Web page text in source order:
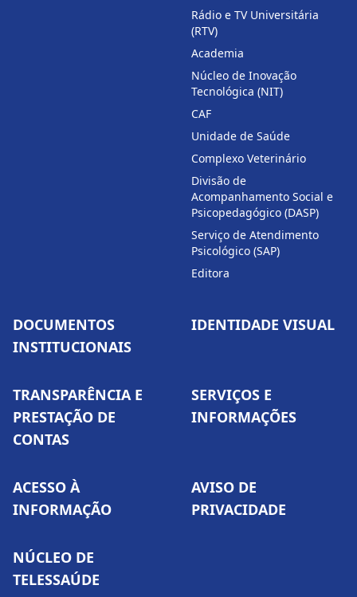
Rádio e TV Universitária
(RTV)
Academia
Núcleo de Inovação
Tecnológica (NIT)
CAF
Unidade de Saúde
Complexo Veterinário
Divisão de
Acompanhamento Social e
Psicopedagógico (DASP)
Serviço de Atendimento
Psicológico (SAP)
Editora
DOCUMENTOS
INSTITUCIONAIS
IDENTIDADE VISUAL
TRANSPARÊNCIA E
PRESTAÇÃO DE
CONTAS
SERVIÇOS E
INFORMAÇÕES
ACESSO À
INFORMAÇÃO
AVISO DE
PRIVACIDADE
NÚCLEO DE
TELESSAÚDE